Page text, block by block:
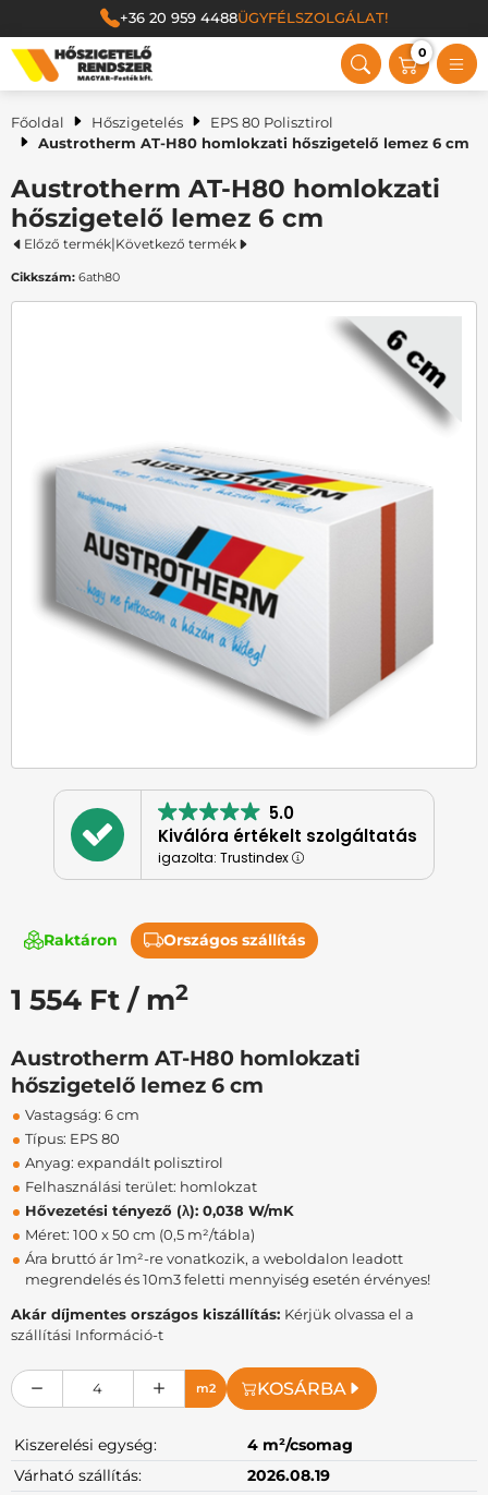
+36 20 959 4488ÜGYFÉLSZOLGÁLAT!
Magyar Festék Kft.
0
Főoldal Hőszigetelés
EPS 80 Polisztirol
Austrotherm AT-H80 homlokzati hőszigetelő lemez 6 cm
Austrotherm AT-H80 homlokzati
hőszigetelő lemez 6 cm
Előző termék|Következő termék
Cikkszám:6ath80
5.0
Kiválóra értékelt szolgáltatás
igazolta: Trustindex
Raktáron Országos szállítás
1 554 Ft / m2
Austrotherm AT-H80 homlokzati
hőszigetelő lemez 6 cm
Vastagság: 6 cm
Típus: EPS 80
Anyag: expandált polisztirol
Felhasználási terület: homlokzat
Hővezetési tényező (λ): 0,038 W/mK
Méret: 100 x 50 cm (0,5 m²/tábla)
Ára bruttó ár 1m²-re vonatkozik, a weboldalon leadott
megrendelés és 10m3 feletti mennyiség esetén érvényes!
Akár díjmentes országos kiszállítás: Kérjük olvassa el a
szállítási Információ-t
m2 KOSÁRBA
Kiszerelési egység:
4 m²/csomag
Várható szállítás:
2026.08.19